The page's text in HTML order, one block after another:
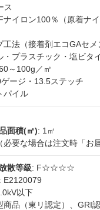
ス
ナイロン100％（原着ナ
工法（接着剤エコGAセメ
・プラスチック・塩ビタ
～100g／㎡
ージ・13.5ステッチ
パイル
面積(㎡): 1㎡
必要な場合は注文時「お
散等級: F☆☆☆☆
: E2120079
以下
商品（東リ認定）、GRI